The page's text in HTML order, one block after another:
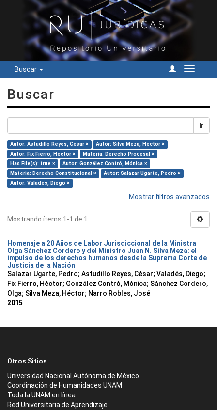
Buscar
Cambiar
Buscar
Ir
Autor: Astudillo Reyes, César ×
Autor: Silva Meza, Héctor ×
Autor: Fix Fierro, Héctor ×
Materia: Derecho Procesal ×
Has File(s): true ×
Autor: González Contró, Mónica ×
Materia: Derecho Constitucional ×
Autor: Salazar Ugarte, Pedro ×
Autor: Valadés, Diego ×
Mostrar filtros avanzados
Mostrando ítems 1-1 de 1
Homenaje a 20 Años de Labor Jurisdiccional de la Ministra
Olga Sánchez Cordero y del Ministro Juan N. Silva Meza: el
impulso de los derechos humanos desde la Suprema Corte de
Justicia de la Nación
Salazar Ugarte, Pedro; Astudillo Reyes, César; Valadés, Diego;
Fix Fierro, Héctor; González Contró, Mónica; Sánchez Cordero,
Olga; Silva Meza, Héctor; Narro Robles, José
2015
Otros Sitios
Universidad Nacional Autónoma de México
Coordinación de Humanidades UNAM
Toda la UNAM en línea
Red Universitaria de Aprendizaje